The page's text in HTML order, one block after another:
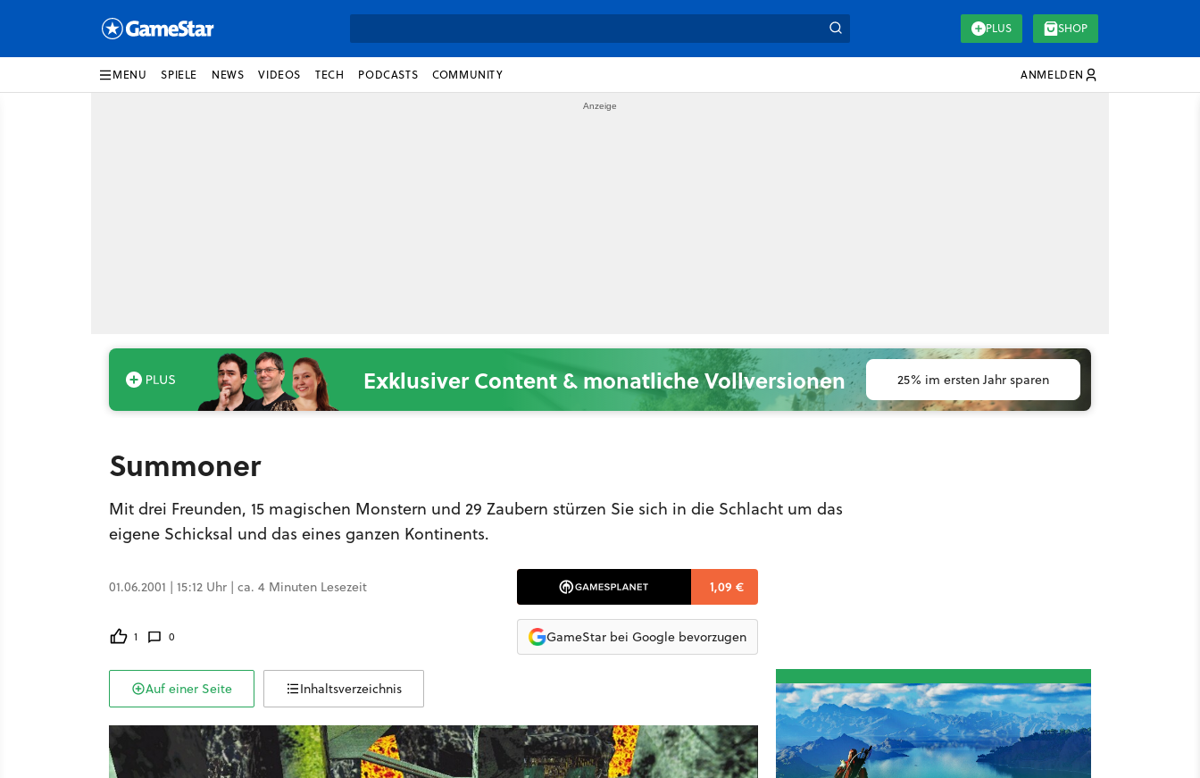
PLUS SHOP
MENU SPIELE NEWS VIDEOS TECH PODCASTS COMMUNITY ANMELDEN
Exklusiver Content & monatliche Vollversionen 25% im ersten Jahr sparen
Summoner
Mit drei Freunden, 15 magischen Monstern und 29 Zaubern stürzen Sie sich in die Schlacht um das
eigene Schicksal und das eines ganzen Kontinents.
01.06.2001 | 15:12 Uhr | ca. 4 Minuten Lesezeit
1 0
1,09 €
GameStar bei Google bevorzugen
Auf einer Seite Inhaltsverzeichnis